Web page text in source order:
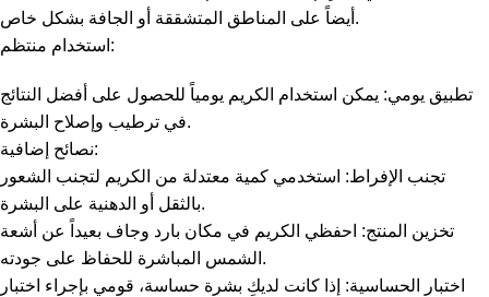
أيضاً على المناطق المتشققة أو الجافة بشكل خاص.
استخدام منتظم:
تطبيق يومي: يمكن استخدام الكريم يومياً للحصول على أفضل النتائج
في ترطيب وإصلاح البشرة.
نصائح إضافية:
تجنب الإفراط: استخدمي كمية معتدلة من الكريم لتجنب الشعور
بالثقل أو الدهنية على البشرة.
تخزين المنتج: احفظي الكريم في مكان بارد وجاف بعيداً عن أشعة
الشمس المباشرة للحفاظ على جودته.
اختبار الحساسية: إذا كانت لديكِ بشرة حساسة، قومي بإجراء اختبار